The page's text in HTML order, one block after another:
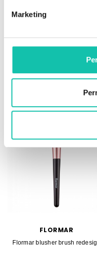
Marketing
FLORMAR
Flormar blusher brush